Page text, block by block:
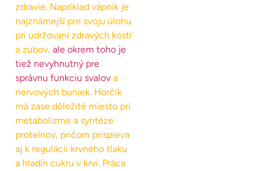
zdravie. Napríklad vápnik je
najznámejší pre svoju úlohu
pri udržovaní zdravých kostí
a zubov, ale okrem toho je
tiež nevyhnutný pre
správnu funkciu svalov a
nervových buniek. Horčík
má zase dôležité miesto pri
metabolizme a syntéze
proteínov, pričom prispieva
aj k regulácii krvného tlaku
a hladín cukru v krvi. Práca